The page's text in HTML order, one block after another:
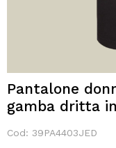
Pantalone
gamba dritta
Cod: 39PA4403JED